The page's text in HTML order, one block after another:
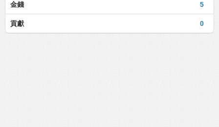
5
金錢
0
貢獻